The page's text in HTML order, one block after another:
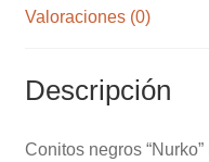
Valoraciones (0)
Descripción
Conitos negros